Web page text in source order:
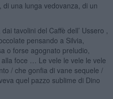
una lunga vedovanza, di un
tavolini del Caffè dell’ Ussero ,
pensando a Silvia,
o forse agognato preludio,
alla foce … Le vele le vele le vele
/ che gonfia di vane sequele /
quel pazzo sublime di Dino